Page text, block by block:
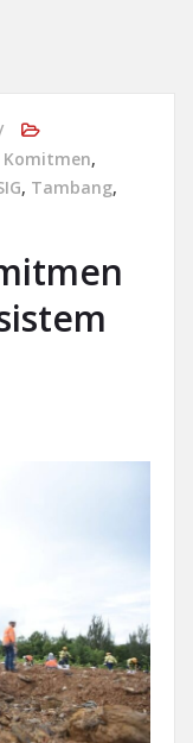
Komitmen,
, Tambang,